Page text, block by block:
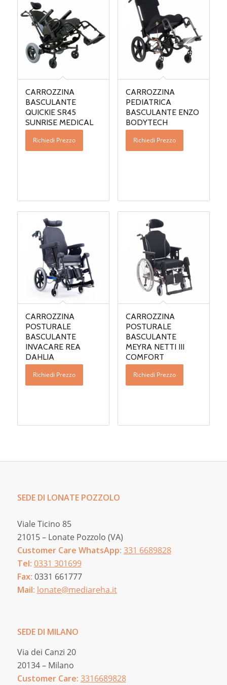
CARROZZINA
BASCULANTE
QUICKIE SR45
SUNRISE MEDICAL
Richiedi Prezzo
CARROZZINA
PEDIATRICA
BASCULANTE ENZO
BODYTECH
Richiedi Prezzo
CARROZZINA
POSTURALE
BASCULANTE
INVACARE REA
DAHLIA
Richiedi Prezzo
CARROZZINA
POSTURALE
BASCULANTE
MEYRA NETTI III
COMFORT
Richiedi Prezzo
SEDE DI LONATE POZZOLO
Viale Ticino 85
21015 – Lonate Pozzolo (VA)
Customer Care WhatsApp: 331 6689828
Tel: 0331 301699
Fax: 0331 661777
Mail: lonate@mediareha.it
SEDE DI MILANO
Via dei Canzi 20
20134 – Milano
Customer Care: 3316689828